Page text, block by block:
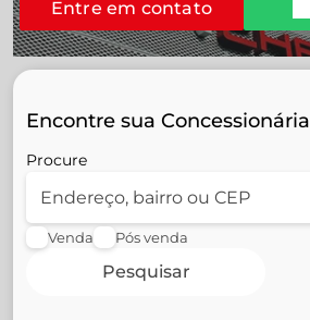
Entre em contato
Encontre sua Concessionária
Procure
Venda Pós venda
Pesquisar